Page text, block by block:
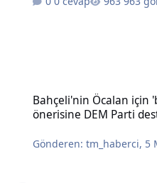
Bahçeli'nin Öcalan için
önerisine DEM Parti
Gönderen:tm_haberci, 5